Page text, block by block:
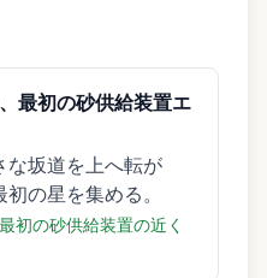
最初の砂供給装置エ
な坂道を上へ転が
の星を集める。
初の砂供給装置の近く